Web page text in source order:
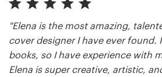
"Elena is the most amazing,
cover designer I have ever found.
books, so I have experience with
Elena is super creative, artistic,